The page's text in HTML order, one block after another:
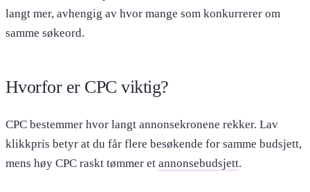
langt mer, avhengig av hvor mange som konkurrerer om
samme søkeord.
Hvorfor er CPC viktig?
CPC bestemmer hvor langt annonsekronene rekker. Lav
klikkpris betyr at du får flere besøkende for samme budsjett,
mens høy CPC raskt tømmer et annonsebudsjett.